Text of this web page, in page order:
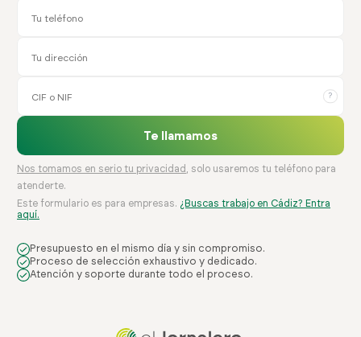
?
Te llamamos
Nos tomamos en serio tu privacidad
, solo usaremos tu teléfono para
atenderte.
Este formulario es para empresas. ¿Buscas trabajo en Cádiz? Entra
aquí.
Presupuesto en el mismo día y sin compromiso.
Proceso de selección exhaustivo y dedicado.
Atención y soporte durante todo el proceso.